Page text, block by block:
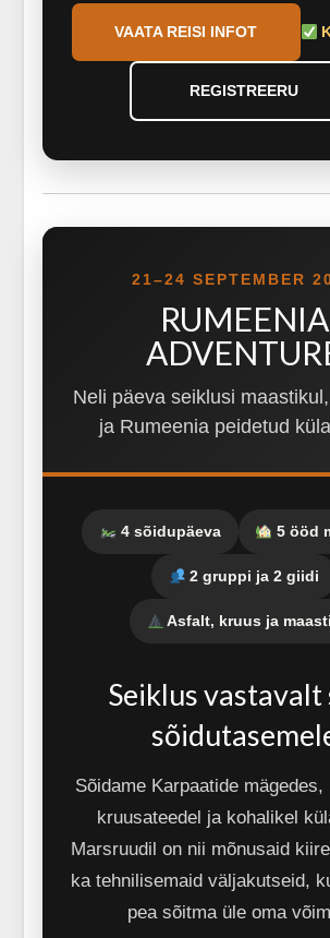
VAATA REISI INFOT
REGISTREERU
21–24 SEPTEMBER
RUMEENIA
Neli päeva seiklusi
ja Rumeenia peidetud
4 sõidupäeva 5 ööd
2 gruppi ja 2 giidi
Asfalt, kruus ja
Seiklus vastavalt
Sõidame Karpaatide mägedes,
kruusateedel ja kohalikel
Marsruudil on nii mõnusaid
ka tehnilisemaid väljakutseid,
pea sõitma üle oma